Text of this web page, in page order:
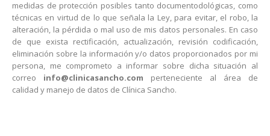
medidas de protección posibles tanto documentodológicas, como
técnicas en virtud de lo que señala la Ley, para evitar, el robo, la
alteración, la pérdida o mal uso de mis datos personales. En caso
de que exista rectificación, actualización, revisión codificación,
eliminación sobre la información y/o datos proporcionados por mi
persona, me comprometo a informar sobre dicha situación al
correo info@clinicasancho.com perteneciente al área de
calidad y manejo de datos de Clínica Sancho.